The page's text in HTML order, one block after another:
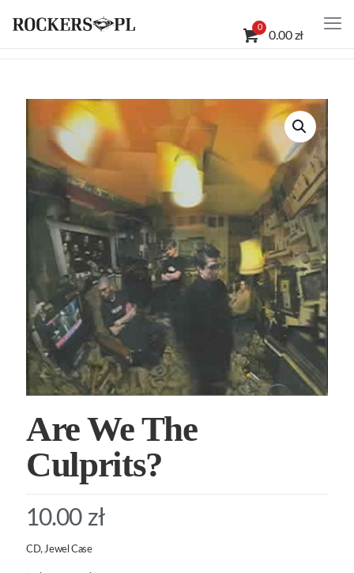
0
0.00 zł
Are We The
Culprits?
10.00 zł
CD, Jewel Case